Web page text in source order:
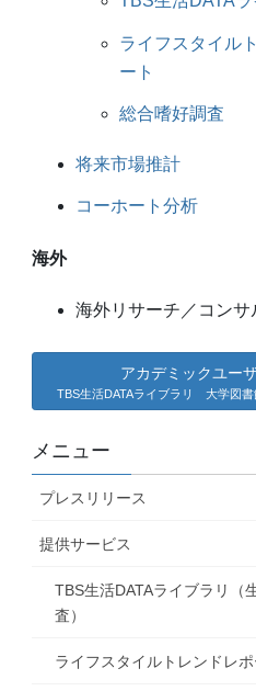
ライフスタイル
ート
総合嗜好調査
将来市場推計
コーホート分析
海外
海外リサーチ／コンサ
アカデミックユー
TBS生活DATAライブラリ 大学図書
メニュー
プレスリリース
提供サービス
TBS生活DATAライブラリ（
査）
ライフスタイルトレンドレポ